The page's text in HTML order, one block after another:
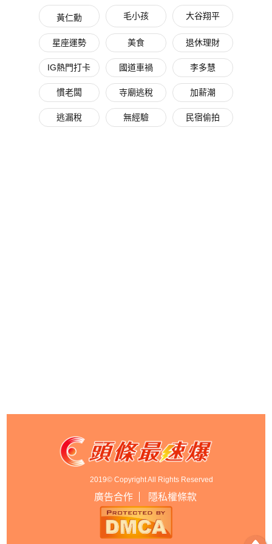
黃仁勳 毛小孩 大谷翔平
星座運勢 美食 退休理財
IG熱門打卡 國道車禍 李多慧
慣老闆 寺廟逃稅 加薪潮
逃漏稅 無經驗 民宿偷拍
2019© Copyright All Rights Reserved
廣告合作 隱私權條款